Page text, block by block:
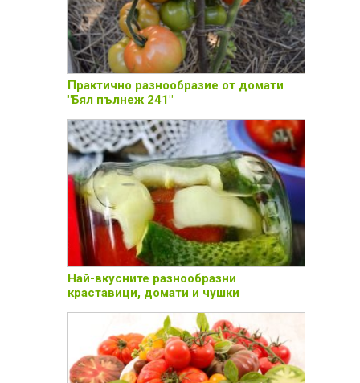
Практично разнообразие от домати
"Бял пълнеж 241"
Най-вкусните разнообразни
краставици, домати и чушки